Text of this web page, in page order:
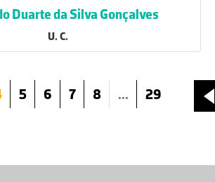
Duarte da Silva Gonçalves
U. C.
5 6 7 8 ...
29